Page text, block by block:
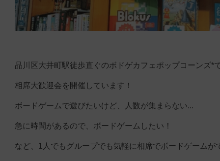
品川区大井町駅徒歩直ぐのボドゲカフェポップコーンズ*
相席大歓迎会を開催しています！
ボードゲームで遊びたいけど、人数が集まらない...
急に時間があるので、ボードゲームしたい！
など、1人でもグループでも気軽に相席でボードゲームが